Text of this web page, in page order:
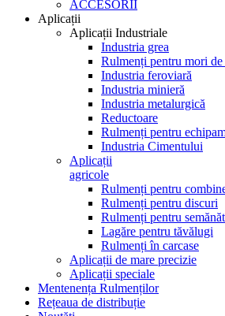
ACCESORII
Aplicații
Aplicații Industriale
Industria grea
Rulmenți pentru mori de
Industria feroviară
Industria minieră
Industria metalurgică
Reductoare
Rulmenți pentru
Industria Cimentului
Aplicații
agricole
Rulmenți pentru
Rulmenți pentru discuri
Rulmenți pentru
Lagăre pentru tăvălugi
Rulmenți în carcase
Aplicații de mare precizie
Aplicații speciale
Mentenența Rulmenților
Rețeaua de distribuție